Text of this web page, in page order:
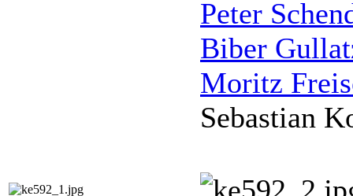
Peter
Biber
Moritz
Sebastian